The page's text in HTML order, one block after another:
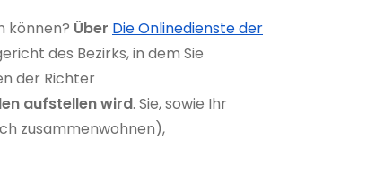
können? Über Die Onlinedienste der
des Bezirks, in dem Sie
der Richter
aufstellen wird. Sie, sowie Ihr
zusammenwohnen),